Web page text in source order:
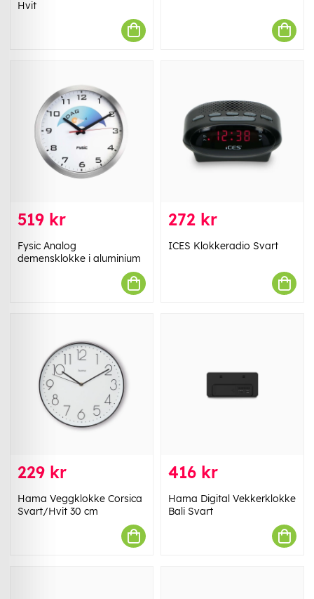
Hvit
519 kr
Fysic Analog
demensklokke i aluminium
272 kr
ICES Klokkeradio Svart
229 kr
Hama Veggklokke Corsica
Svart/Hvit 30 cm
416 kr
Hama Digital Vekkerklokke
Bali Svart